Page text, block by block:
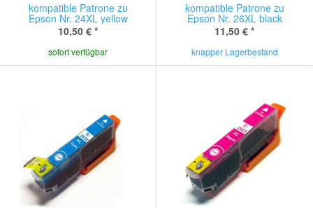
kompatible Patrone zu
Epson Nr. 24XL yellow
10,50 € *
sofort verfügbar
kompatible Patrone zu
Epson Nr. 26XL black
11,50 € *
knapper Lagerbestand